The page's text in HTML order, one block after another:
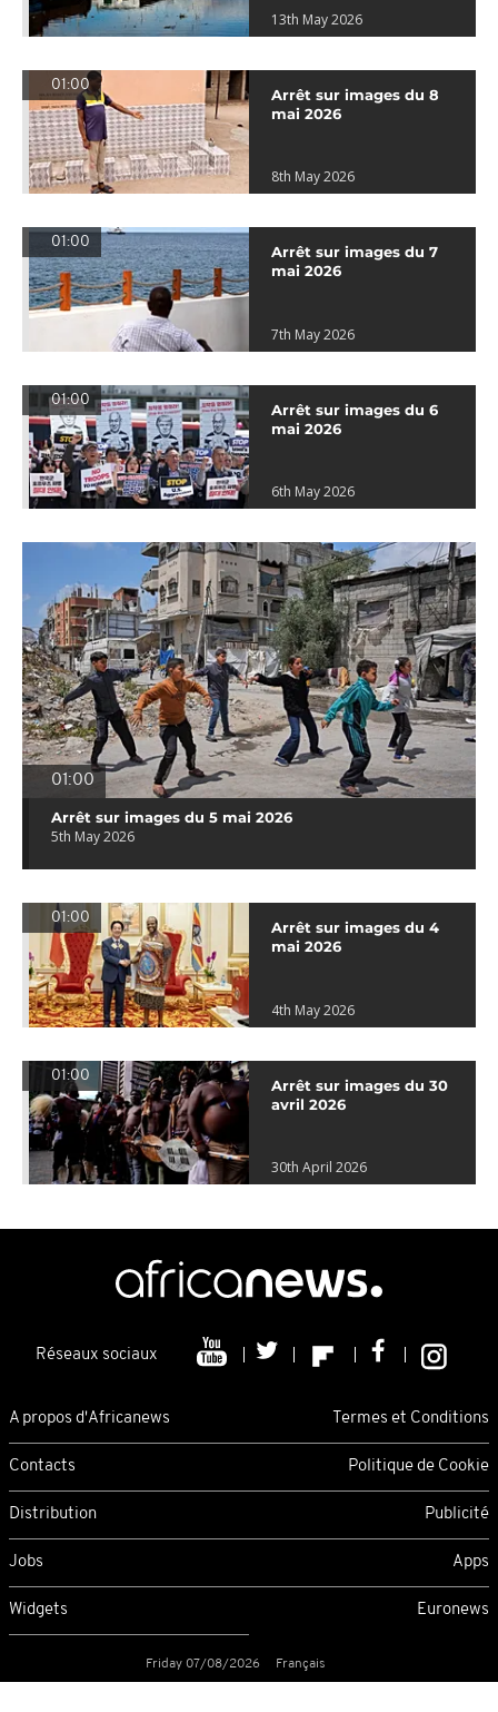
13th May 2026
01:00
Arrêt sur images du 8
mai 2026
8th May 2026
01:00
Arrêt sur images du 7
mai 2026
7th May 2026
01:00
Arrêt sur images du 6
mai 2026
6th May 2026
01:00
Arrêt sur images du 5 mai 2026
5th May 2026
01:00
Arrêt sur images du 4
mai 2026
4th May 2026
01:00
Arrêt sur images du 30
avril 2026
30th April 2026
Réseaux sociaux
A propos d'Africanews Termes et Conditions
Contacts Politique de Cookie
Distribution Publicité
Jobs Apps
Widgets Euronews
Friday 07/08/2026